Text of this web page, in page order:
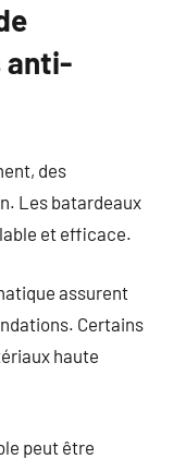
anti-
des
Les batardeaux
et efficace.
assurent
Certains
haute
peut être